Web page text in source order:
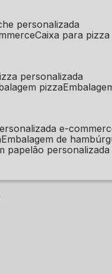
personalizada
caixa para
personalizada
pizza
e-
embalagem de
papelão personalizada